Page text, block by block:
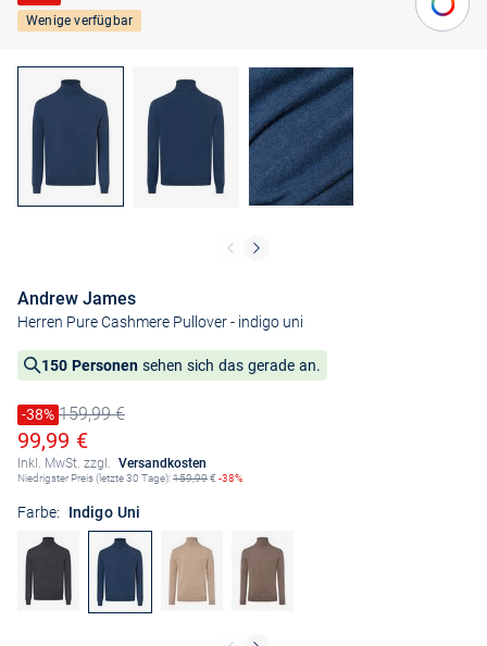
Wenige verfügbar
Andrew James
Herren Pure Cashmere Pullover- indigo uni
150 Personen sehen sich das gerade an.
Preis reduziert um
-38%
Alter Preis159,99 €
Ermäßigter Preis
99,99 €
Inkl. MwSt. zzgl. Versandkosten
Niedrigster Preis (letzte 30 Tage):159,99€ -38%
Farbe: Indigo Uni